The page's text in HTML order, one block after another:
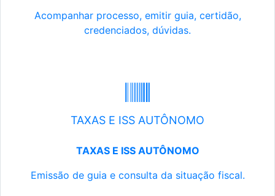
Acompanhar processo, emitir guia, certidão,
credenciados, dúvidas.
TAXAS E ISS AUTÔNOMO
TAXAS E ISS AUTÔNOMO
Emissão de guia e consulta da situação fiscal.